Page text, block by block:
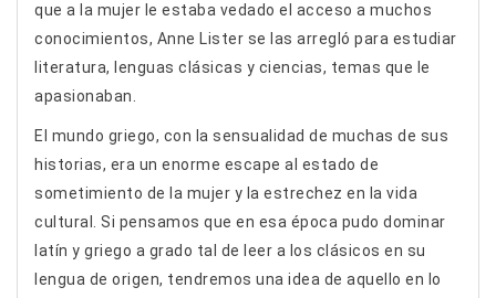
que a la mujer le estaba vedado el acceso a muchos
conocimientos, Anne Lister se las arregló para estudiar
literatura, lenguas clásicas y ciencias, temas que le
apasionaban.
El mundo griego, con la sensualidad de muchas de sus
historias, era un enorme escape al estado de
sometimiento de la mujer y la estrechez en la vida
cultural. Si pensamos que en esa época pudo dominar
latín y griego a grado tal de leer a los clásicos en su
lengua de origen, tendremos una idea de aquello en lo